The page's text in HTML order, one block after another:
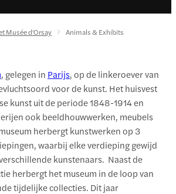
Musée d'Orsay Animals & Exhibits
, gelegen in Parijs, op de linkeroever van
voor de kunst. Het huisvest
kunst uit de periode 1848-1914 en
ook beeldhouwwerken, meubels
herbergt kunstwerken op 3
waarbij elke verdieping gewijd
kunstenaars. Naast de
herbergt het museum in de loop van
tijdelijke collecties. Dit jaar